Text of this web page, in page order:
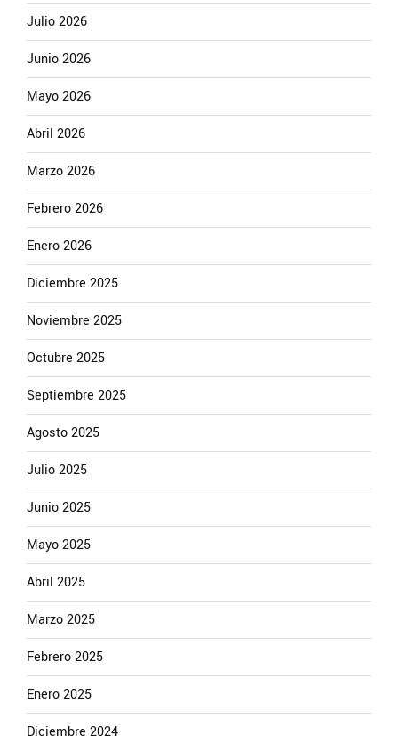
Julio 2026
Junio 2026
Mayo 2026
Abril 2026
Marzo 2026
Febrero 2026
Enero 2026
Diciembre 2025
Noviembre 2025
Octubre 2025
Septiembre 2025
Agosto 2025
Julio 2025
Junio 2025
Mayo 2025
Abril 2025
Marzo 2025
Febrero 2025
Enero 2025
Diciembre 2024